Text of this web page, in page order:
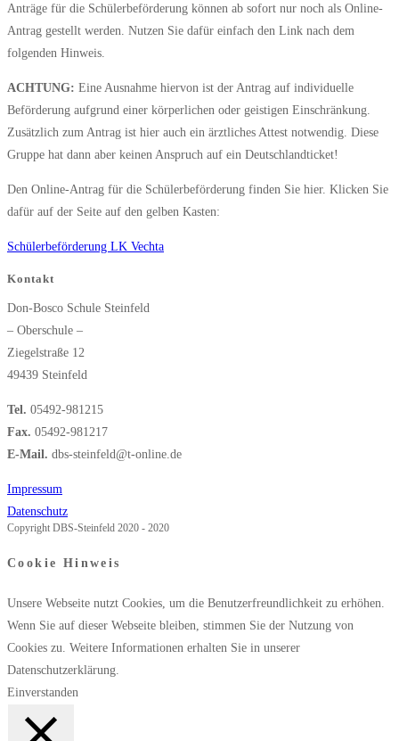
Anträge für die Schülerbeförderung können ab sofort nur noch als Online-
Antrag gestellt werden. Nutzen Sie dafür einfach den Link nach dem
folgenden Hinweis.
ACHTUNG: Eine Ausnahme hiervon ist der Antrag auf individuelle
Beförderung aufgrund einer körperlichen oder geistigen Einschränkung.
Zusätzlich zum Antrag ist hier auch ein ärztliches Attest notwendig. Diese
Gruppe hat dann aber keinen Anspruch auf ein Deutschlandticket!
Den Online-Antrag für die Schülerbeförderung finden Sie hier. Klicken Sie
dafür auf der Seite auf den gelben Kasten:
Schülerbeförderung LK Vechta
Kontakt
Don-Bosco Schule Steinfeld
– Oberschule –
Ziegelstraße 12
49439 Steinfeld
Tel. 05492-981215
Fax. 05492-981217
E-Mail. dbs-steinfeld@t-online.de
Impressum
Datenschutz
Copyright DBS-Steinfeld 2020 - 2020
Cookie Hinweis
Unsere Webseite nutzt Cookies, um die Benutzerfreundlichkeit zu erhöhen.
Wenn Sie auf dieser Webseite bleiben, stimmen Sie der Nutzung von
Cookies zu. Weitere Informationen erhalten Sie in unserer
Datenschutzerklärung.
Einverstanden